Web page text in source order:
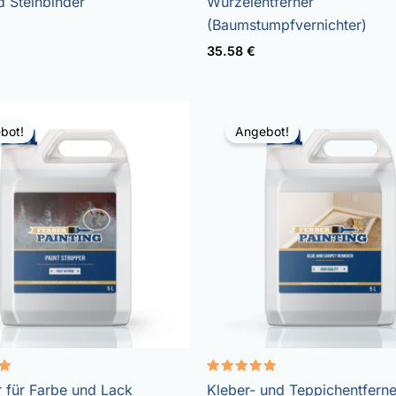
mit
5.00
von 5
(Baumstumpfvernichter)
35.58 €
für Farbe und Lack
Angebot!
Bewertet
Kleber- und